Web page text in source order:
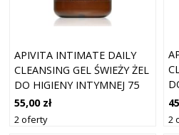
APIVITA INTIMATE DAILY
CLEANSING GEL ŚWIEŻY ŻEL
DO HIGIENY INTYMNEJ 75
ML
55,00 zł
2 oferty
ML
2